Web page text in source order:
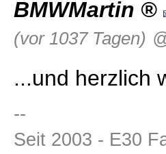
BMWMartin
(vor 1037 Tagen)
...und herzlich
--
Seit 2003 - E30